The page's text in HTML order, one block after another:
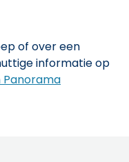
of over een
informatie op
Panorama